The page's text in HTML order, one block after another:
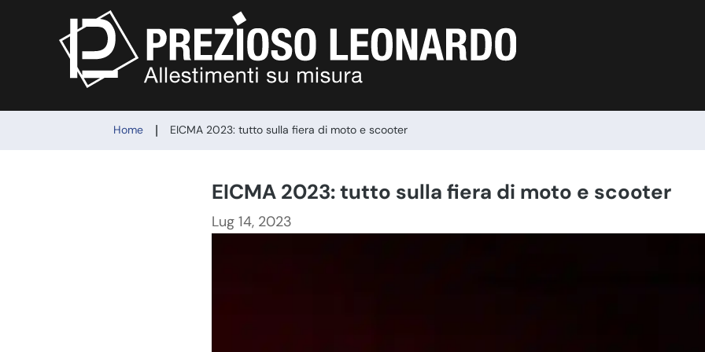
Home | EICMA 2023: tutto sulla fiera di moto e scooter
EICMA 2023: tutto sulla fiera di moto e scooter
Lug 14, 2023